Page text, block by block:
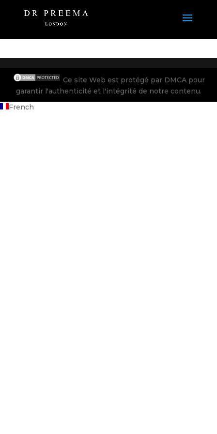
Ce site Web est protégé par DMCA pour
garantir l'authenticité et l'intégrité de notre contenu.
French